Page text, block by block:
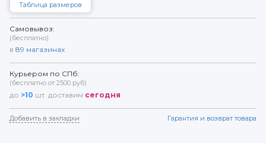
Таблица размеров
Самовывоз:
(бесплатно)
в 89 магазинах
Курьером по СПб:
(бесплатно от 2500 руб)
до >10 шт. доставим сегодня
Добавить в закладки Гарантия и возврат товара